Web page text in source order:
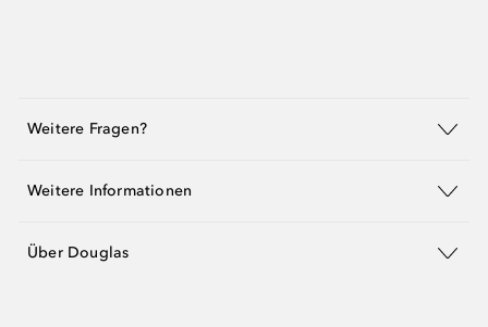
Weitere Fragen?
Weitere Informationen
Über Douglas